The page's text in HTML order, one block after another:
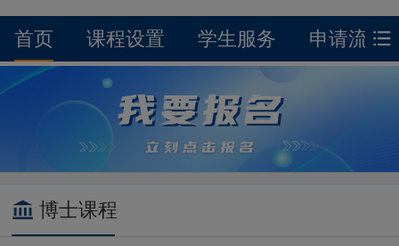
首页 课程设置 学生服务 申请流程
博士课程